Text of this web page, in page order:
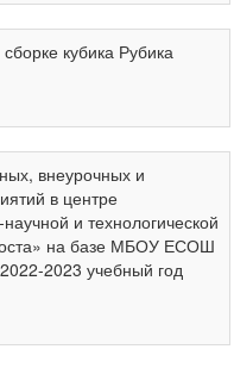
кубика Рубика
внеурочных и
в центре
и технологической
на базе МБОУ ЕСОШ
2023 учебный год